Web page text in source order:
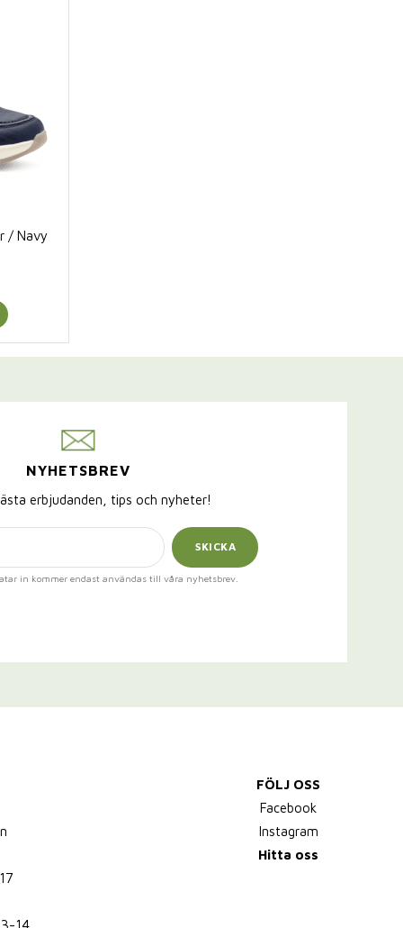
/ Navy
NYHETSBREV
erbjudanden, tips och nyheter!
SKICKA
in kommer endast användas till våra nyhetsbrev.
FÖLJ OSS
Facebook
Instagram
Hitta oss